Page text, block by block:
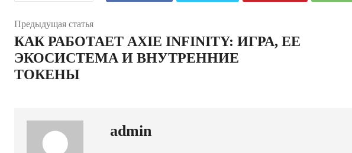
Предыдущая статья
КАК РАБОТАЕТ AXIE INFINITY: ИГРА, ЕЕ
ЭКОСИСТЕМА И ВНУТРЕННИЕ
ТОКЕНЫ
admin